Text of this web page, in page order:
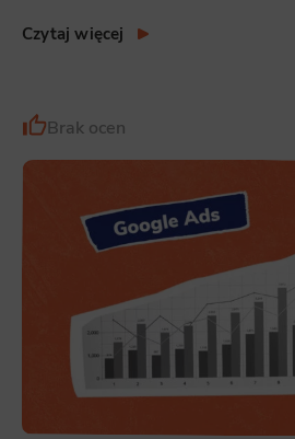
Czytaj więcej
Brak ocen